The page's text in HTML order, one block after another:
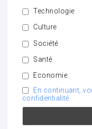
Technologie
Culture
Société
Santé
Economie
En continuant,
confidentialité